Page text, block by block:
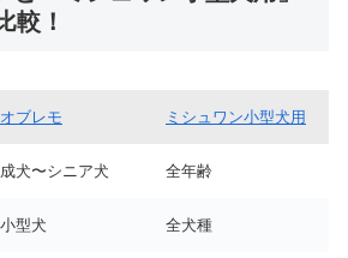
較！
オブレモ ミシュワン小型犬用
成犬〜シニア犬 全年齢
小型犬 全犬種